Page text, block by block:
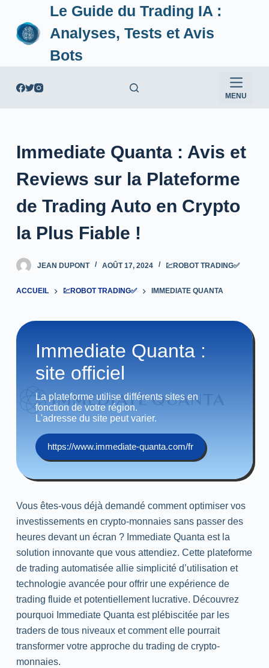
a
Le Guide du Trading IA :
Analyses, Tests et Avis
Bots
MENU
Immediate Quanta : Avis et
Reviews sur la Plateforme
de Trading Auto en Crypto
la Plus Fiable !
JEAN DUPONT AOÛT 17, 2024 💹ROBOT TRADING✅
ACCUEIL 💹ROBOT TRADING✅ IMMEDIATE QUANTA
Immediate Quanta :
site officiel
La plateforme utilise différents sites en
fonction de votre région.
L'adresse du site peut varier.
https://www.immediate-quanta.com/fr
Vous êtes-vous déjà demandé comment optimiser vos
investissements en crypto-monnaies sans passer des
heures devant un écran ? Immediate Quanta est la
solution innovante que vous attendiez. Cette plateforme
de trading automatisée allie simplicité d’utilisation et
technologie avancée pour offrir une expérience de
trading fluide et potentiellement lucrative. Découvrez
pourquoi Immediate Quanta est plébiscitée par les
traders de tous niveaux et comment elle pourrait
transformer votre approche du trading de crypto-
monnaies.